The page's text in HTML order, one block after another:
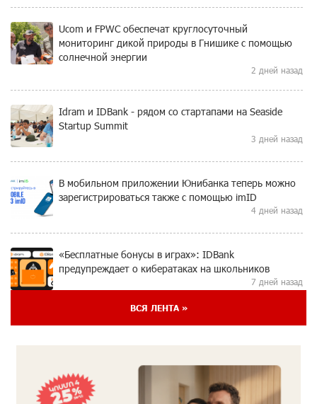
Ucom и FPWC обеспечат круглосуточный
мониторинг дикой природы в Гнишике с помощью
солнечной энергии
2 дней назад
Idram и IDBank - рядом со стартапами на Seaside
Startup Summit
3 дней назад
В мобильном приложении Юнибанка теперь можно
зарегистрироваться также с помощью imID
4 дней назад
«Бесплатные бонусы в играх»: IDBank
предупреждает о кибератаках на школьников
7 дней назад
ЕАЭС со временем будет расширяться. Когда-нибудь
Если Израиль использует тему Геноцида армян
ВСЯ ЛЕНТА »